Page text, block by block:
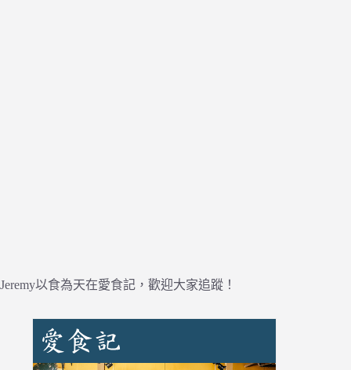
Jeremy以食為天在愛食記，歡迎大家追蹤！